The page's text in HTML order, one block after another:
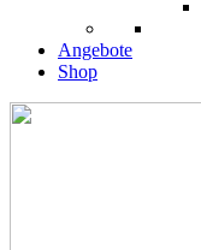
Angebote
Shop